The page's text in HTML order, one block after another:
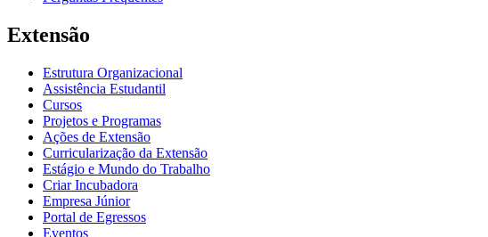
Extensão
Estrutura Organizacional
Assistência Estudantil
Cursos
Projetos e Programas
Ações de Extensão
Curricularização da Extensão
Estágio e Mundo do Trabalho
Criar Incubadora
Empresa Júnior
Portal de Egressos
Eventos